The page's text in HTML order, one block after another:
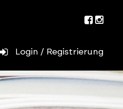
Login / Registrierung